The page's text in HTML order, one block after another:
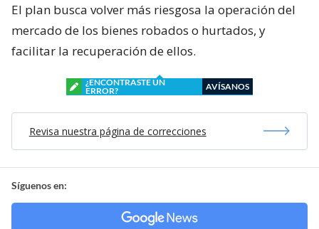
El plan busca volver más riesgosa la operación del
mercado de los bienes robados o hurtados, y
facilitar la recuperación de ellos.
¿ENCONTRASTE UN
ERROR?
AVÍSANOS
Revisa nuestra página de correcciones
Síguenos en: